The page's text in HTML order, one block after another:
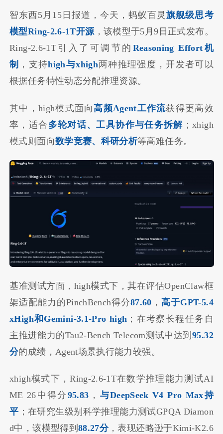
智东西5月15日报道，今天，蚂蚁百灵旗舰级思考
模型Ring-2.6-1T开源，该模型于5月9日正式发布。
Ring-2.6-1T引入了可调节的 Reasoning Effort机
制
，支持high与xhigh两种推理强度，开发者可以
根据任务特性动态分配推理资源。
其中，high模式面向高频Agent工作流获得更高效
率，适合 多轮对话、工具协作与任务拆解 ；xhigh
模式则面向数学竞赛、科研分析等高难任务。
基准测试方面，high模式下，其在评估OpenClaw框
架适配能力的PinchBench得分87.60 ，高于GPT-5.4
xHigh和Gemini-3.1-Pro high ；在考察长程任务自
主推进能力的Tau2-Bench Telecom测试中达到95.32
分的成绩，Agent场景执行能力较强。
xhigh模式下，Ring-2.6-1T在数学推理能力测试AI
ME 26中得分 95.83 ， 与DeepSeek V4 Pro Max持
平 ；在研究生级别科学推理能力测试GPQA Diamon
d中，该模型得到 88.27分，表现还略逊于Kimi-K2.6